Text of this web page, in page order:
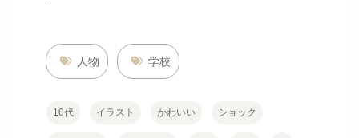
人物 学校
10代 イラスト かわいい ショック